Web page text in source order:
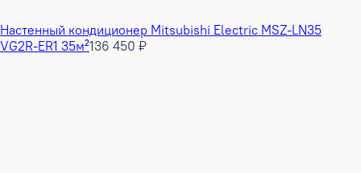
Настенный кондиционер Mitsubishi Electric MSZ-LN35
VG2R-ER1 35м²136 450 ₽